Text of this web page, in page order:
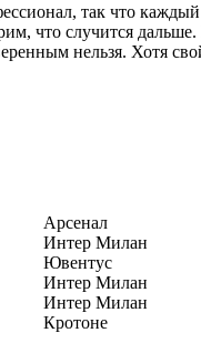
так что
что случится
нельзя. Хотя
Арсенал
Интер Милан
Ювентус
Интер Милан
Интер Милан
Кротоне